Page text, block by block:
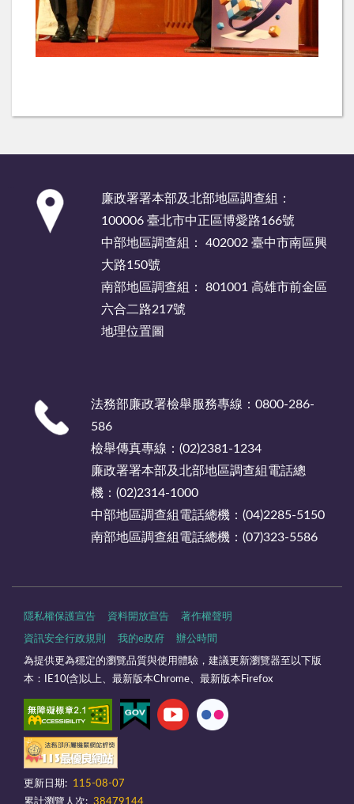
廉政署署本部及北部地區調查組：
100006 臺北市中正區博愛路166號
中部地區調查組： 402002 臺中市南區興
大路150號
南部地區調查組： 801001 高雄市前金區
六合二路217號
地理位置圖
法務部廉政署檢舉服務專線：0800-286-
586
檢舉傳真專線：(02)2381-1234
廉政署署本部及北部地區調查組電話總
機：(02)2314-1000
中部地區調查組電話總機：(04)2285-5150
南部地區調查組電話總機：(07)323-5586
隱私權保護宣告 資料開放宣告 著作權聲明
資訊安全行政規則 我的e政府 辦公時間
為提供更為穩定的瀏覽品質與使用體驗，建議更新瀏覽器至以下版
本：IE10(含)以上、最新版本Chrome、最新版本Firefox
更新日期:
115-08-07